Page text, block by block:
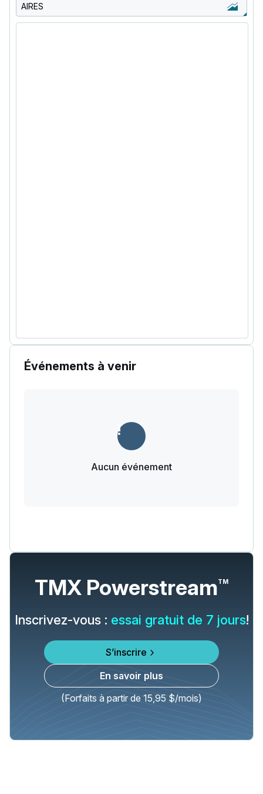
AIRES
Événements à venir
Aucun événement
TMX PowerstreamTM
Inscrivez-vous : essai gratuit de 7 jours!
S’inscrire
En savoir plus
(Forfaits à partir de 15,95 $/mois)